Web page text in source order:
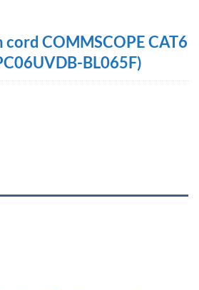
COMMSCOPE CAT6
BL065F)